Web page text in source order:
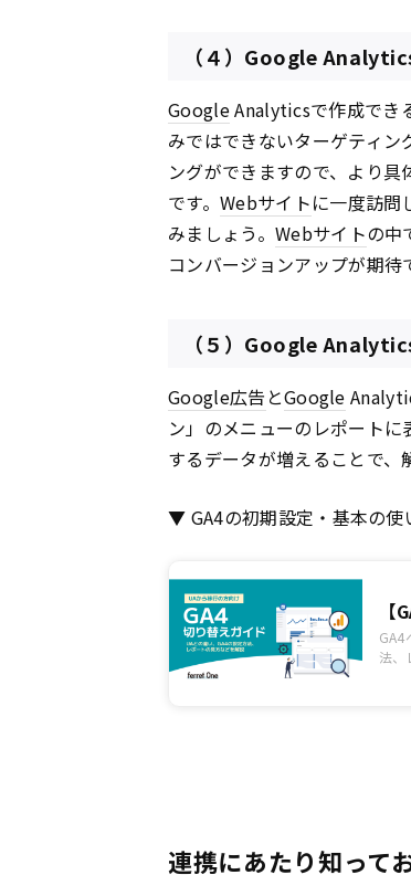
（４）Google
GoogleAnalyticsで作成でき
みではできないターゲティン
ングができますので、より
です。 Webサイトに一度訪問
みましょう。 Webサイトの中
コンバージョンアップが期待
（５）Google
Google広告 とGoogle
ン」のメニューのレポート
するデータが増えることで、
▼ GA4の初期設定・基本の使
GA4
法、
連携にあたり知って